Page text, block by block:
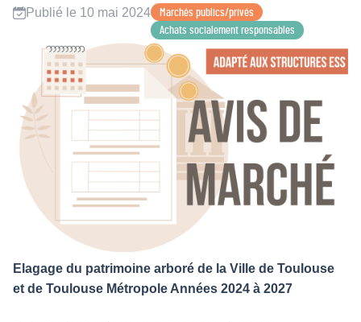
Publié le 10 mai 2024
Marchés publics/privés
Achats socialement responsables
Elagage du patrimoine arboré de la Ville de Toulouse
et de Toulouse Métropole Années 2024 à 2027